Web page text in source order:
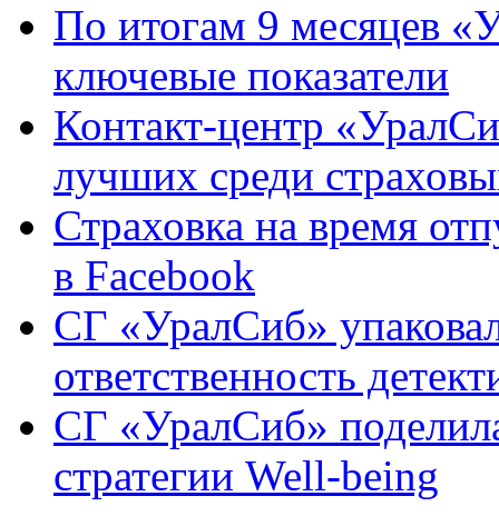
По итогам 9 месяцев
ключевые показатели
Контакт-центр
лучших среди
Страховка на время
в Facebook
СГ «УралСиб»
ответственность
СГ «УралСиб»
стратегии Well-being